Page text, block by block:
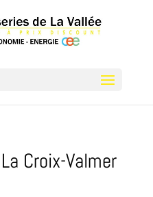
Croix-Valmer